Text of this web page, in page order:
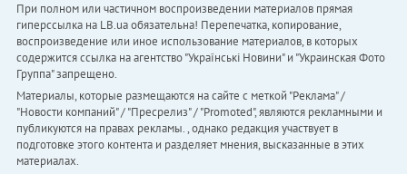
При полном или частичном воспроизведении материалов прямая
гиперссылка на LB.ua обязательна! Перепечатка, копирование,
воспроизведение или иное использование материалов, в которых
содержится ссылка на агентство "Українськi Новини" и "Украинская Фото
Группа" запрещено.
Материалы, которые размещаются на сайте с меткой "Реклама" /
"Новости компаний" / "Пресрелиз" / "Promoted", являются рекламными и
публикуются на правах рекламы. , однако редакция участвует в
подготовке этого контента и разделяет мнения, высказанные в этих
материалах.